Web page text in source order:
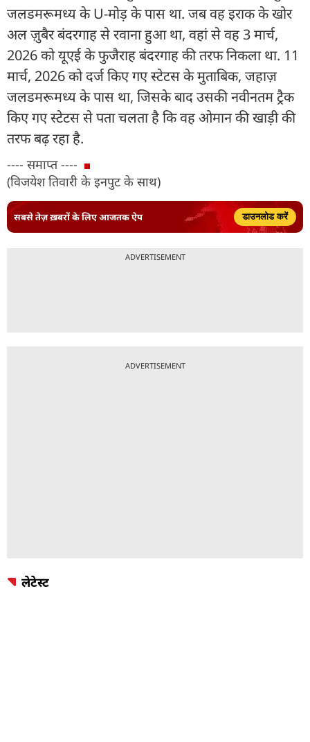
जलडमरूमध्य के U-मोड़ के पास था. जब वह इराक के खोर
अल ज़ुबैर बंदरगाह से रवाना हुआ था, वहां से वह 3 मार्च,
2026 को यूएई के फुजैराह बंदरगाह की तरफ निकला था. 11
मार्च, 2026 को दर्ज किए गए स्टेटस के मुताबिक, जहाज़
जलडमरूमध्य के पास था, जिसके बाद उसकी नवीनतम ट्रैक
किए गए स्टेटस से पता चलता है कि वह ओमान की खाड़ी की
तरफ बढ़ रहा है.
---- समाप्त ----
(विजयेश तिवारी के इनपुट के साथ)
सबसे तेज़ ख़बरों के लिए आजतक ऐप डाउनलोड करें
ADVERTISEMENT
ADVERTISEMENT
लेटेस्ट